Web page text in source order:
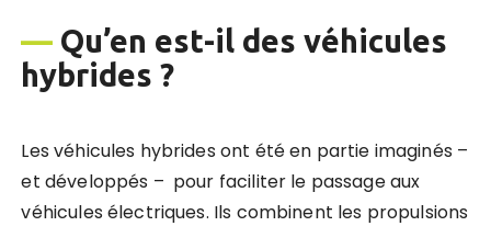
— Qu’en est-il des véhicules
hybrides ?
Les véhicules hybrides ont été en partie imaginés –
et développés – pour faciliter le passage aux
véhicules électriques. Ils combinent les propulsions